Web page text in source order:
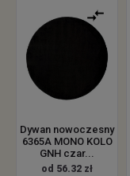
Dywan nowoczesny
6365A MONO KOLO
GNH czar...
od 56.32 zł